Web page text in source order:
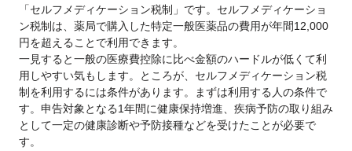
「セルフメディケーション税制」です。セルフメディケーショ
ン税制は、薬局で購入した特定一般医薬品の費用が年間12,000
円を超えることで利用できます。
一見すると一般の医療費控除に比べ金額のハードルが低くて利
用しやすい気もします。ところが、セルフメディケーション税
制を利用するには条件があります。まずは利用する人の条件で
す。申告対象となる1年間に健康保持増進、疾病予防の取り組み
として一定の健康診断や予防接種などを受けたことが必要で
す。